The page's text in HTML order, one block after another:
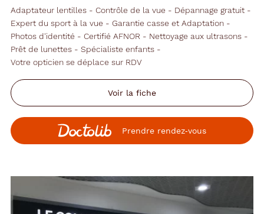
Adaptateur lentilles Contrôle de la vue
Dépannage gratuit
Expert du sport à la vue
Garantie casse et Adaptation
Photos d'identité
Certifié AFNOR
Nettoyage aux ultrasons
Prêt de lunettes
Spécialiste enfants
Votre opticien se déplace sur RDV
Voir la fiche
Prendre rendez‑vous